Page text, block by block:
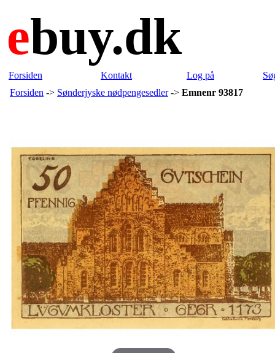
ebuy.dk
Forsiden Kontakt Log på
Forsiden -> Sønderjyske nødpengesedler-> Emnenr 93817